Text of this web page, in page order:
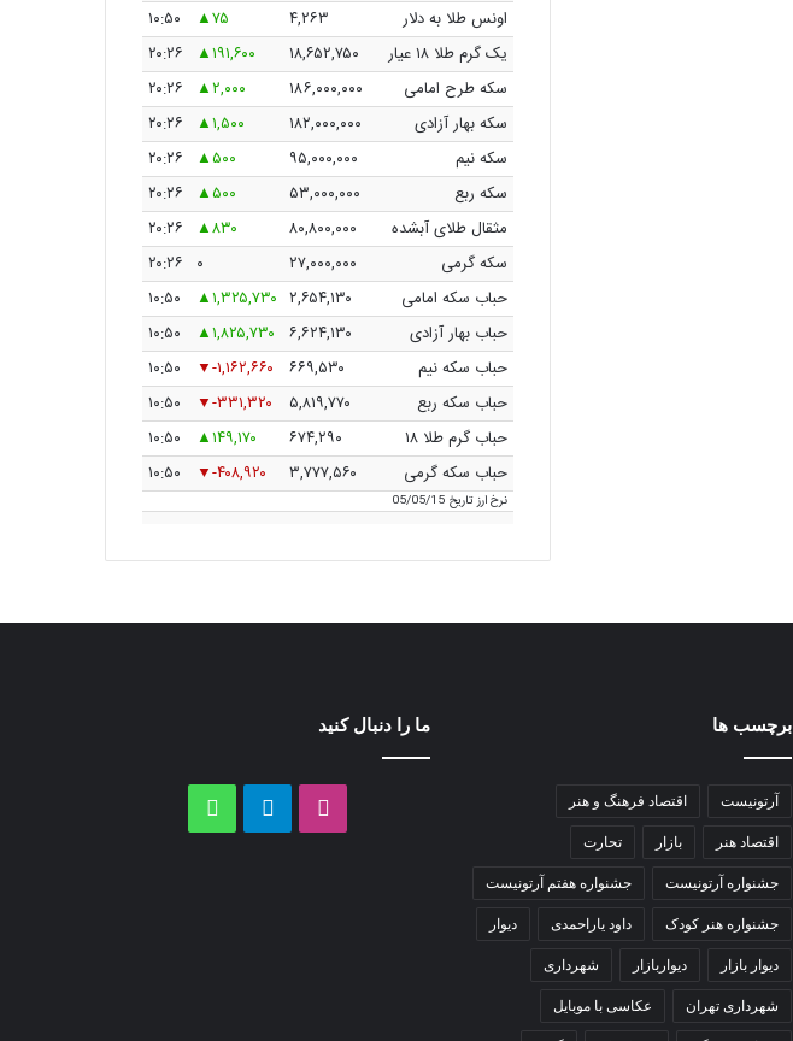
اونس طلا به دلار
۴,۲۶۳ ۷۵
۱۰:۵۰
یک گرم طلا ۱۸ عیار
۱۸,۶۵۲,۷۵۰ ۱۹۱,۶۰۰
۲۰:۲۶
سکه طرح امامی
۱۸۶,۰۰۰,۰۰۰ ۲,۰۰۰
۲۰:۲۶
سکه بهار آزادی
۱۸۲,۰۰۰,۰۰۰ ۱,۵۰۰
۲۰:۲۶
سکه نیم
۹۵,۰۰۰,۰۰۰ ۵۰۰
۲۰:۲۶
سکه ربع
۵۳,۰۰۰,۰۰۰ ۵۰۰
۲۰:۲۶
مثقال طلای آبشده
۸۰,۸۰۰,۰۰۰ ۸۳۰
۲۰:۲۶
سکه گرمی
۲۷,۰۰۰,۰۰۰ ۰ ۲۰:۲۶
حباب سکه امامی
۲,۶۵۴,۱۳۰ ۱,۳۲۵,۷۳۰
۱۰:۵۰
حباب بهار آزادی
۶,۶۲۴,۱۳۰ ۱,۸۲۵,۷۳۰
۱۰:۵۰
حباب سکه نیم
۶۶۹,۵۳۰ -۱,۱۶۲,۶۶۰
۱۰:۵۰
حباب سکه ربع
۵,۸۱۹,۷۷۰ -۳۳۱,۳۲۰
۱۰:۵۰
حباب گرم طلا ۱۸
۶۷۴,۲۹۰ ۱۴۹,۱۷۰
۱۰:۵۰
حباب سکه گرمی
۳,۷۷۷,۵۶۰ -۴۰۸,۹۲۰ ۱۰:۵۰
نرخ ارزتاریخ 05/05/15
برچسب ها
آرتونیست اقتصاد فرهنگ و هنر
اقتصاد هنر بازار تحارت
جشنواره آرتونیست جشنواره هفتم آرتونیست
جشنواره هنر کودک داود یاراحمدی دیوار
دیوار بازار دیواربازار شهرداری
شهرداری تهران عکاسی با موبایل
ما را دنبال کنید
اینستاگرامتلگرام